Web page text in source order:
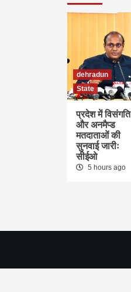
dehradun
State
प्रदेश में विसंगति
और अनमैप्ड
मतदाताओं की
सुनवाई जारीः
सीईओ
5 hours ago